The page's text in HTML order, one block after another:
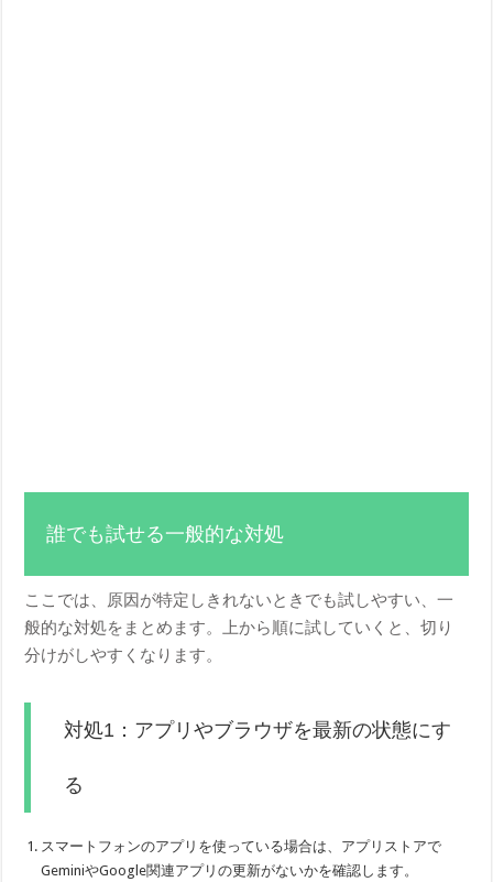
誰でも試せる一般的な対処
ここでは、原因が特定しきれないときでも試しやすい、一
般的な対処をまとめます。上から順に試していくと、切り
分けがしやすくなります。
対処1：アプリやブラウザを最新の状態にす
る
スマートフォンのアプリを使っている場合は、アプリストアで
GeminiやGoogle関連アプリの更新がないかを確認します。